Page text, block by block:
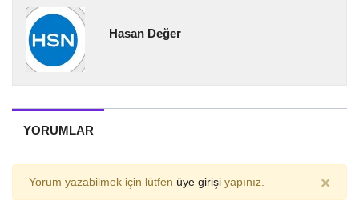
Hasan Değer
YORUMLAR
Yorum yazabilmek için lütfen üye girişi yapınız. ×